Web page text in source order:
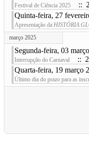
Festival de Ciência 2025
::
Quinta-feira, 27
Apresentação da HISTÓRIA
março 2025
Segunda-feira, 03
Interrupção do Carnaval
::
Quarta-feira, 19 março
Último dia do prazo para as